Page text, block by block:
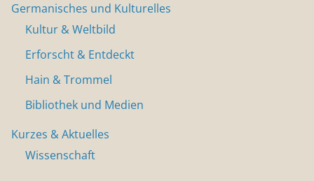
Germanisches und Kulturelles
Kultur & Weltbild
Erforscht & Entdeckt
Hain & Trommel
Bibliothek und Medien
Kurzes & Aktuelles
Wissenschaft